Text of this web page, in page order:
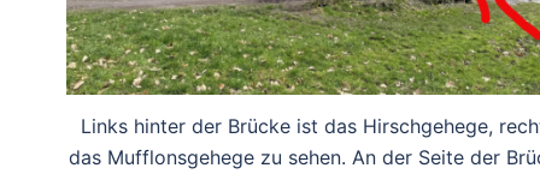
Links hinter der Brücke ist das Hirschgehege,
das Mufflonsgehege zu sehen. An der Seite der